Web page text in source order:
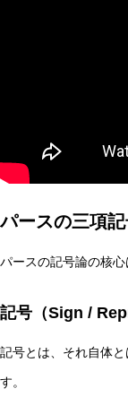
自律型AI
パースの三項
パースの記号論の核
記号（Sign /
記号とは、それ自体
す。